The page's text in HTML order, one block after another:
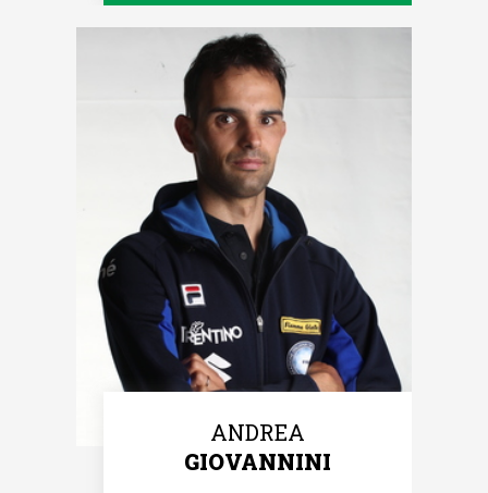
ANDREA
GIOVANNINI